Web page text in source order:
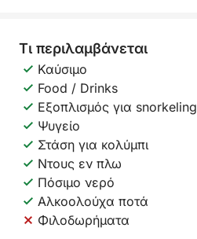
Τι περιλαμβάνεται
Καύσιμο
Food / Drinks
Εξοπλισμός για snorkeling
Ψυγείο
Στάση για κολύμπι
Ντους εν πλω
Πόσιμο νερό
Αλκοολούχα ποτά
Φιλοδωρήματα